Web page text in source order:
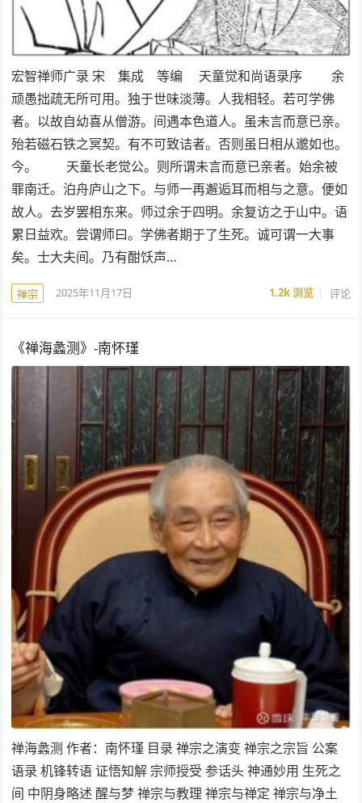
宏智禅师广录 宋 集成 等编 天童觉和尚语录序 余
顽愚拙疏无所可用。独于世味淡薄。人我相轻。若可学佛
者。以故自幼喜从僧游。间遇本色道人。虽未言而意已亲。
殆若磁石铁之冥契。有不可致诘者。否则虽日相从邈如也。
今。 天童长老觉公。则所谓未言而意已亲者。始余被
罪南迁。泊舟庐山之下。与师一再邂逅耳而相与之意。便如
故人。去岁罢相东来。师过余于四明。余复访之于山中。语
累日益欢。尝谓师曰。学佛者期于了生死。诚可谓一大事
矣。士大夫间。乃有酣饫声…
禅宗 2025年11月17日 1.2k浏览 评论
《禅海蠡测》-南怀瑾
禅海蠡测 作者：南怀瑾 目录 禅宗之演变 禅宗之宗旨 公案
语录 机锋转语 证悟知解 宗师授受 参话头 神通妙用 生死之
间 中阴身略述 醒与梦 禅宗与教理 禅宗与禅定 禅宗与净土